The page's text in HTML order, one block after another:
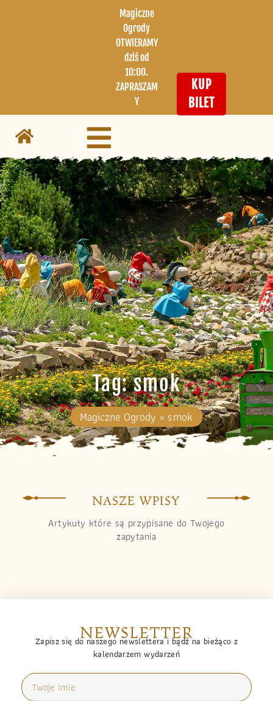
Magiczne
Ogrody
OTWIERAMY
dziś od
10:00.
ZAPRASZAM
Y
KUP
BILET
Tag: smok
Magiczne Ogrody » smok
NASZE WPISY
Artykuły które są przypisane do Twojego
zapytania
NEWSLETTER
Zapisz się do naszego newslettera i bądź na bieżąco z
kalendarzem wydarzeń